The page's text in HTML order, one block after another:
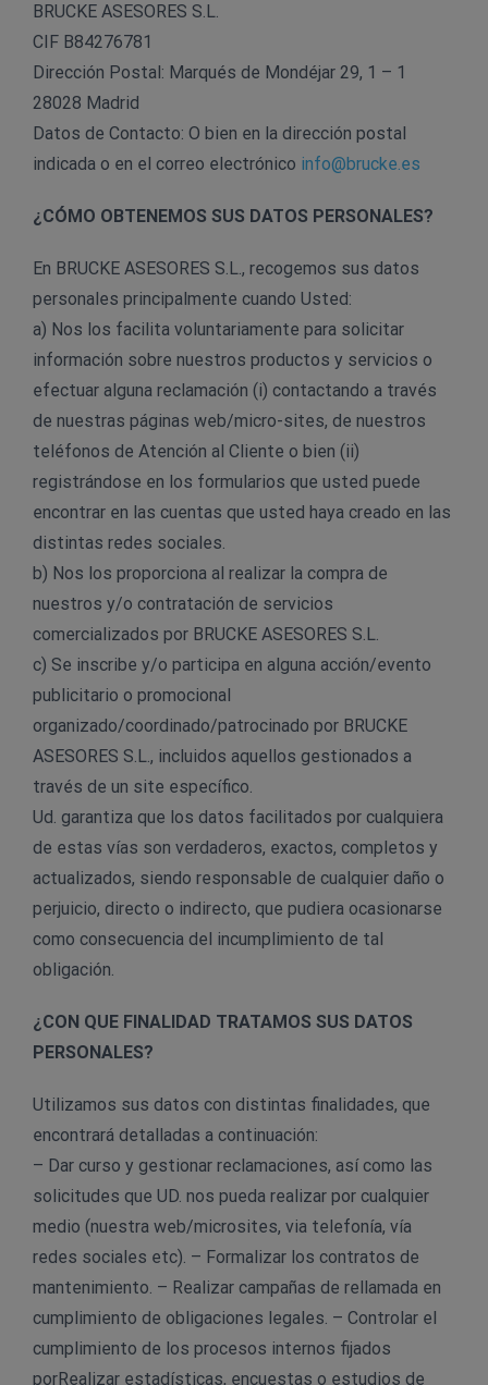
BRUCKE ASESORES S.L.
CIF B84276781
Dirección Postal: Marqués de Mondéjar 29, 1 – 1
28028 Madrid
Datos de Contacto: O bien en la dirección postal
indicada o en el correo electrónico info@brucke.es
¿CÓMO OBTENEMOS SUS DATOS PERSONALES?
En BRUCKE ASESORES S.L., recogemos sus datos
personales principalmente cuando Usted:
a) Nos los facilita voluntariamente para solicitar
información sobre nuestros productos y servicios o
efectuar alguna reclamación (i) contactando a través
de nuestras páginas web/micro-sites, de nuestros
teléfonos de Atención al Cliente o bien (ii)
registrándose en los formularios que usted puede
encontrar en las cuentas que usted haya creado en las
distintas redes sociales.
b) Nos los proporciona al realizar la compra de
nuestros y/o contratación de servicios
comercializados por BRUCKE ASESORES S.L.
c) Se inscribe y/o participa en alguna acción/evento
publicitario o promocional
organizado/coordinado/patrocinado por BRUCKE
ASESORES S.L., incluidos aquellos gestionados a
través de un site específico.
Ud. garantiza que los datos facilitados por cualquiera
de estas vías son verdaderos, exactos, completos y
actualizados, siendo responsable de cualquier daño o
perjuicio, directo o indirecto, que pudiera ocasionarse
como consecuencia del incumplimiento de tal
obligación.
¿CON QUE FINALIDAD TRATAMOS SUS DATOS
PERSONALES?
Utilizamos sus datos con distintas finalidades, que
encontrará detalladas a continuación:
– Dar curso y gestionar reclamaciones, así como las
solicitudes que UD. nos pueda realizar por cualquier
medio (nuestra web/microsites, via telefonía, vía
redes sociales etc). – Formalizar los contratos de
mantenimiento. – Realizar campañas de rellamada en
cumplimiento de obligaciones legales. – Controlar el
cumplimiento de los procesos internos fijados
porRealizar estadísticas, encuestas o estudios de